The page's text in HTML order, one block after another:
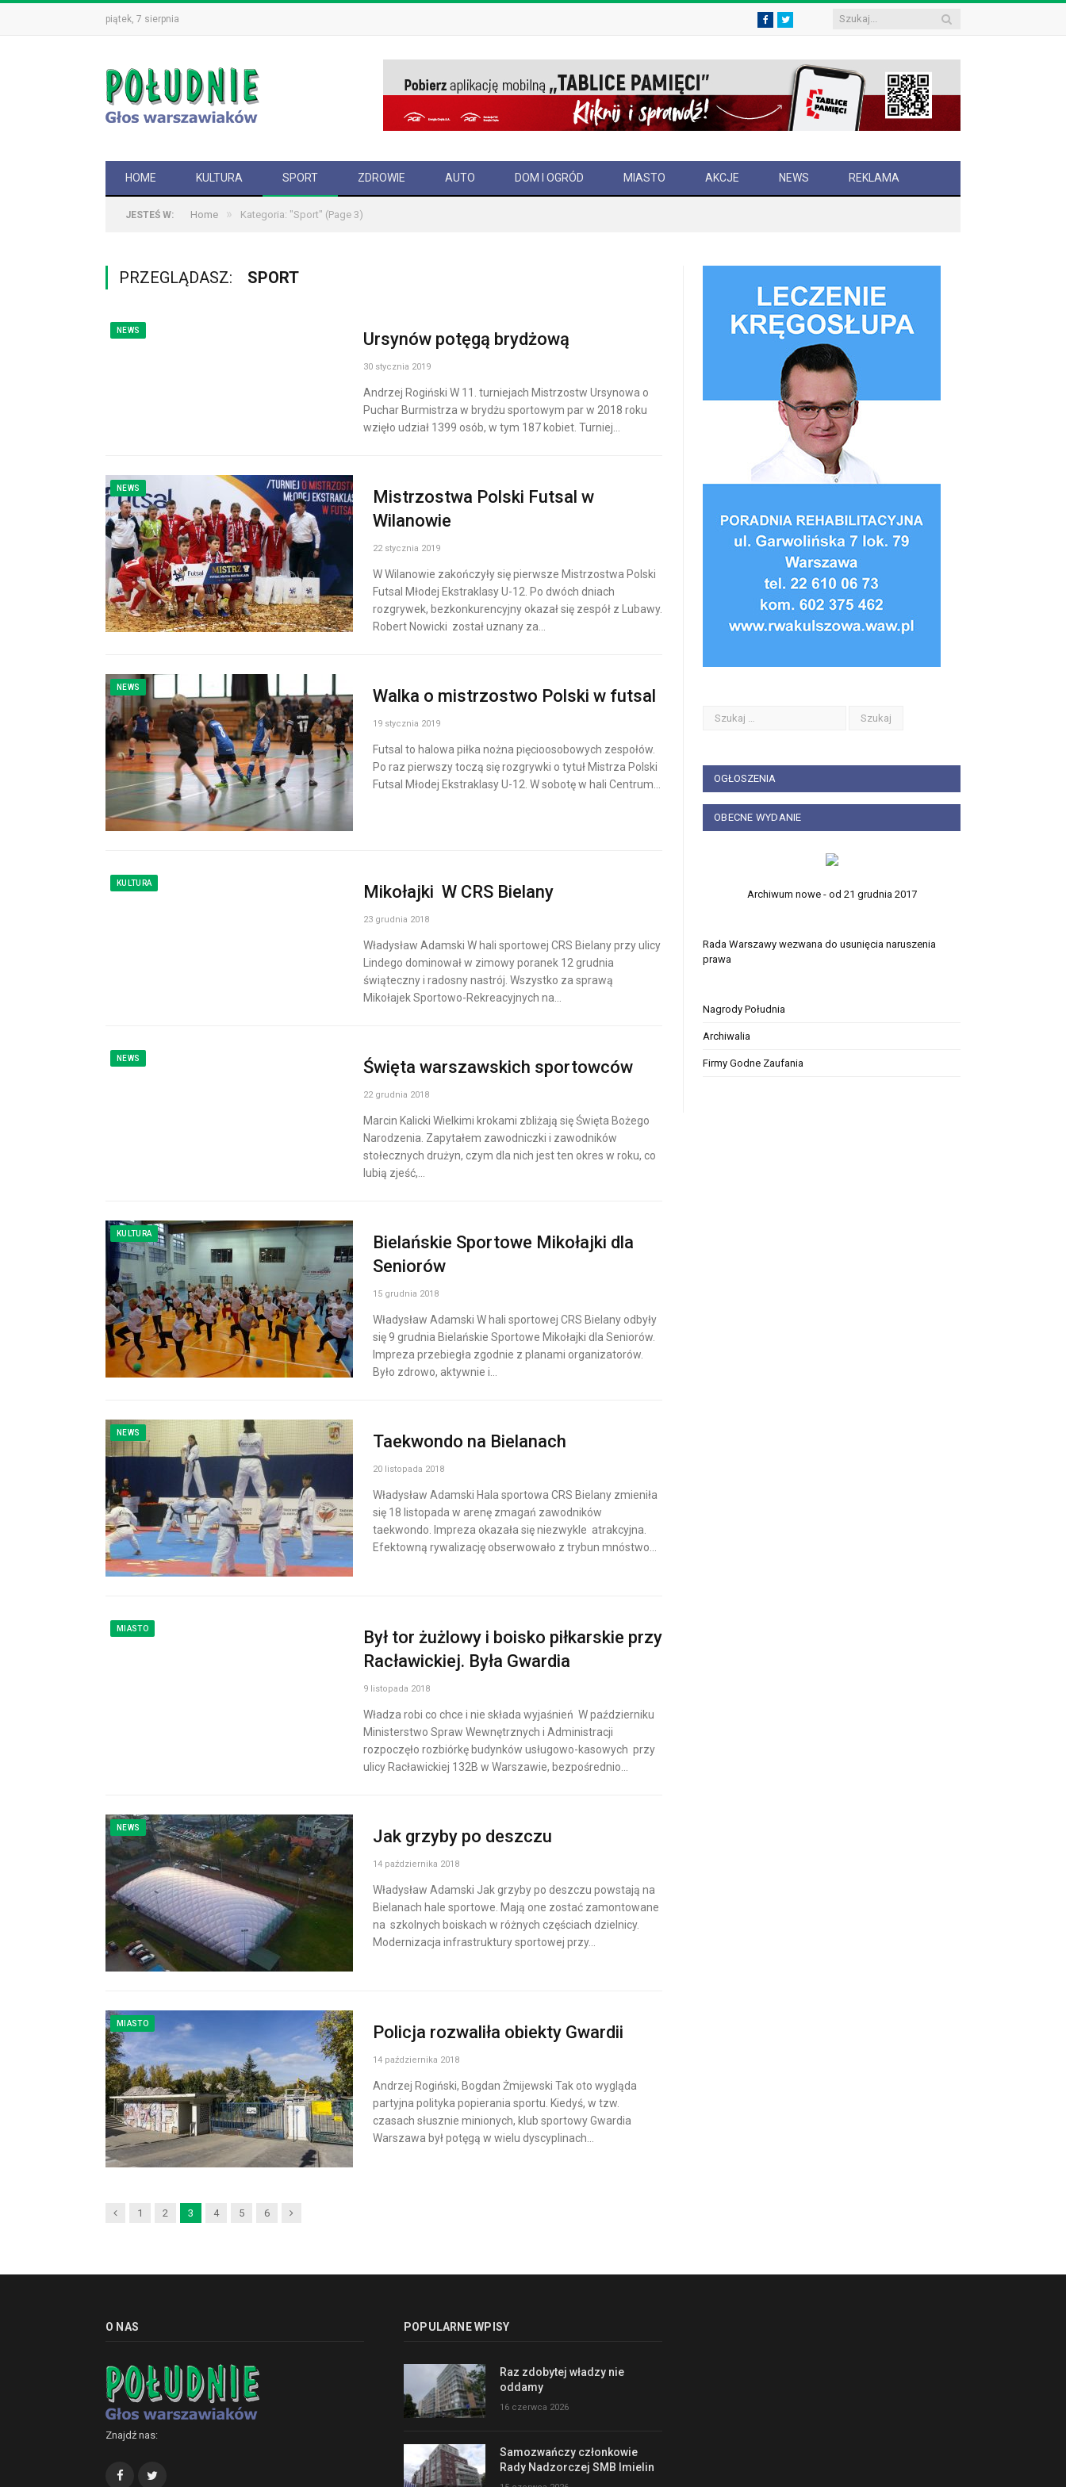
piątek, 7 sierpnia FacebookTwitter
HOME KULTURA SPORT ZDROWIE AUTO DOM I OGRÓD MIASTO AKCJE NEWS REKLAMA
JESTEŚ W: Home » Kategoria: "Sport" (Page 3)
PRZEGLĄDASZ: SPORT
NEWS Ursynów potęgą brydżową
30 stycznia 2019
Andrzej Rogiński W 11. turniejach Mistrzostw Ursynowa o
Puchar Burmistrza w brydżu sportowym par w 2018 roku
wzięło udział 1399 osób, w tym 187 kobiet. Turniej…
NEWS
Mistrzostwa Polski Futsal w
Wilanowie
22 stycznia 2019
W Wilanowie zakończyły się pierwsze Mistrzostwa Polski
Futsal Młodej Ekstraklasy U-12. Po dwóch dniach
rozgrywek, bezkonkurencyjny okazał się zespół z Lubawy.
Robert Nowicki został uznany za…
NEWS Walka o mistrzostwo Polski w futsal
19 stycznia 2019
Futsal to halowa piłka nożna pięcioosobowych zespołów.
Po raz pierwszy toczą się rozgrywki o tytuł Mistrza Polski
Futsal Młodej Ekstraklasy U-12. W sobotę w hali Centrum…
KULTURA Mikołajki W CRS Bielany
23 grudnia 2018
Władysław Adamski W hali sportowej CRS Bielany przy ulicy
Lindego dominował w zimowy poranek 12 grudnia
świąteczny i radosny nastrój. Wszystko za sprawą
Mikołajek Sportowo-Rekreacyjnych na…
NEWS Święta warszawskich sportowców
22 grudnia 2018
Marcin Kalicki Wielkimi krokami zbliżają się Święta Bożego
Narodzenia. Zapytałem zawodniczki i zawodników
stołecznych drużyn, czym dla nich jest ten okres w roku, co
lubią zjeść,…
KULTURA
Bielańskie Sportowe Mikołajki dla
Seniorów
15 grudnia 2018
Władysław Adamski W hali sportowej CRS Bielany odbyły
się 9 grudnia Bielańskie Sportowe Mikołajki dla Seniorów.
Impreza przebiegła zgodnie z planami organizatorów.
Było zdrowo, aktywnie i…
NEWS Taekwondo na Bielanach
20 listopada 2018
Władysław Adamski Hala sportowa CRS Bielany zmieniła
się 18 listopada w arenę zmagań zawodników
taekwondo. Impreza okazała się niezwykle atrakcyjna.
Efektowną rywalizację obserwowało z trybun mnóstwo…
MIASTO
Był tor żużlowy i boisko piłkarskie przy
Racławickiej. Była Gwardia
9 listopada 2018
Władza robi co chce i nie składa wyjaśnień W październiku
Ministerstwo Spraw Wewnętrznych i Administracji
rozpoczęło rozbiórkę budynków usługowo-kasowych przy
ulicy Racławickiej 132B w Warszawie, bezpośrednio…
NEWS Jak grzyby po deszczu
14 października 2018
Władysław Adamski Jak grzyby po deszczu powstają na
Bielanach hale sportowe. Mają one zostać zamontowane
na szkolnych boiskach w różnych częściach dzielnicy.
Modernizacja infrastruktury sportowej przy…
MIASTO Policja rozwaliła obiekty Gwardii
14 października 2018
Andrzej Rogiński, Bogdan Żmijewski Tak oto wygląda
partyjna polityka popierania sportu. Kiedyś, w tzw.
czasach słusznie minionych, klub sportowy Gwardia
Warszawa był potęgą w wielu dyscyplinach…
Previous
1 2 3 4 5 6 Next
OGŁOSZENIA
OBECNE WYDANIE
Archiwum nowe - od 21 grudnia 2017
Rada Warszawy wezwana do usunięcia naruszenia
prawa
Nagrody Południa
Archiwalia
Firmy Godne Zaufania
O NAS
Znajdź nas:
Facebook
POPULARNE WPISY
Raz zdobytej władzy nie
oddamy
16 czerwca 2026
Samozwańczy członkowie
Rady Nadzorczej SMB Imielin